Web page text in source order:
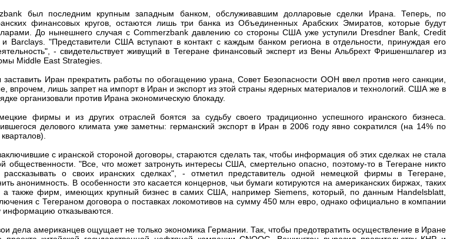
был последним крупным западным банком, обслуживавшим долларовые сделки Ирана. Теперь, по
финансовых кругов, остаются лишь три банка из Объединенных Арабских Эмиратов, которые будут
До нынешнего случая с Commerzbank давлению со стороны США уже уступили Dresdner Bank, Credit
Barclays. "Представители США вступают в контакт с каждым банком региона в отдельности, принуждая его
- свидетельствует живущий в Тегеране финансовый эксперт из Вены Альбрехт Фришеншлагер из
Middle East Strategies.
заставить Иран прекратить работы по обогащению урана, Совет Безопасности ООН ввел против него санкции,
впрочем, лишь запрет на импорт в Иран и экспорт из этой страны ядерных материалов и технологий. США же в
организовали против Ирана экономическую блокаду.
фирмы и из других отраслей боятся за судьбу своего традиционно успешного иранского бизнеса.
делового климата уже заметны: германский экспорт в Иран в 2006 году явно сократился (на 14% по
с иранской стороной договоры, стараются сделать так, чтобы информация об этих сделках не стала
общественности. "Все, что может затронуть интересы США, смертельно опасно, поэтому-то в Тегеране никто
рассказывать о своих иранских сделках", - отметил представитель одной немецкой фирмы в Тегеране,
анонимность. В особенности это касается концернов, чьи бумаги котируются на американских биржах, таких
а также фирм, имеющих крупный бизнес в самих США, например Siemens, который, по данным Handelsblatt,
с Тегераном договора о поставках локомотивов на сумму 450 млн евро, однако официально в компании
информацию отказываются.
дела американцев ощущает не только экономика Германии. Так, чтобы предотвратить осуществление в Иране